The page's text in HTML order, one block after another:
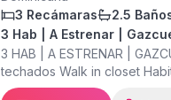
3 Recámaras
2.5
3 Hab | A Estrenar |
3 HAB | A ESTRENAR |
techados Walk in closet
Cocina abierta Balcón